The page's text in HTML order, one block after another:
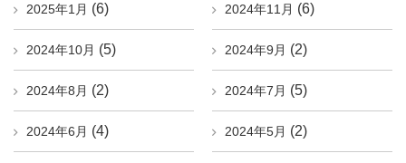
2025年1月 (6) 2024年11月 (6)
2024年10月 (5) 2024年9月 (2)
2024年8月 (2) 2024年7月 (5)
2024年6月 (4) 2024年5月 (2)